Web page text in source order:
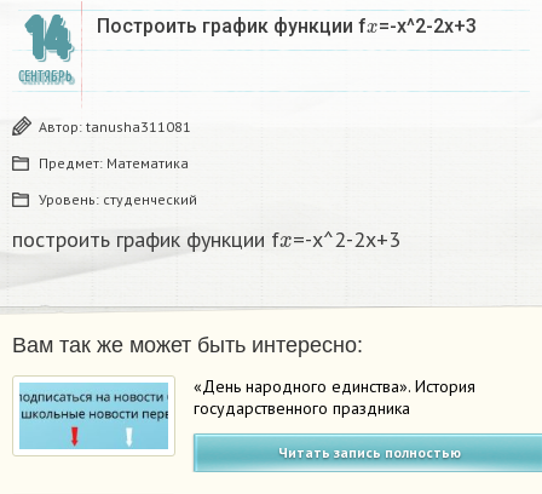
14
СЕНТЯБРЬ
Построить график функции fx=-x^2-2x+3​
Автор: tanusha311081
Предмет: Математика
Уровень: студенческий
построить график функции f =-x^2-2x+3​
Вам так же может быть интересно:
«День народного единства». История
государственного праздника
Читать запись полностью